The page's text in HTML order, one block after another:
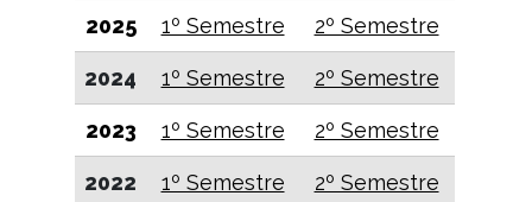
2025 1º Semestre 2º Semestre
2024 1º Semestre 2º Semestre
2023 1º Semestre 2º Semestre
2022 1º Semestre 2º Semestre